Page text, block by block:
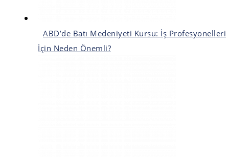
ABD’de Batı Medeniyeti Kursu: İş Profesyonelleri
İçin Neden Önemli?